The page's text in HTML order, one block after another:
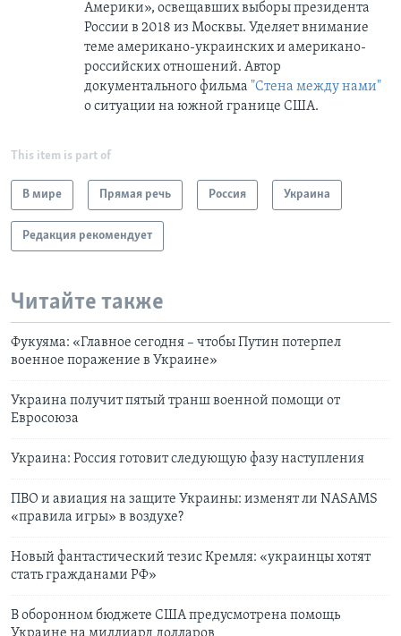
Америки», освещавших выборы президента
России в 2018 из Москвы. Уделяет внимание
теме американо-украинских и американо-
российских отношений. Автор
документального фильма "Стена между нами"
о ситуации на южной границе США.
This item is part of
В мире Прямая речь Россия Украина
Редакция рекомендует
Читайте также
Фукуяма: «Главное сегодня – чтобы Путин потерпел
военное поражение в Украине»
Украина получит пятый транш военной помощи от
Евросоюза
Украина: Россия готовит следующую фазу наступления
ПВО и авиация на защите Украины: изменят ли NASAMS
«правила игры» в воздухе?
Новый фантастический тезис Кремля: «украинцы хотят
стать гражданами РФ»
В оборонном бюджете США предусмотрена помощь